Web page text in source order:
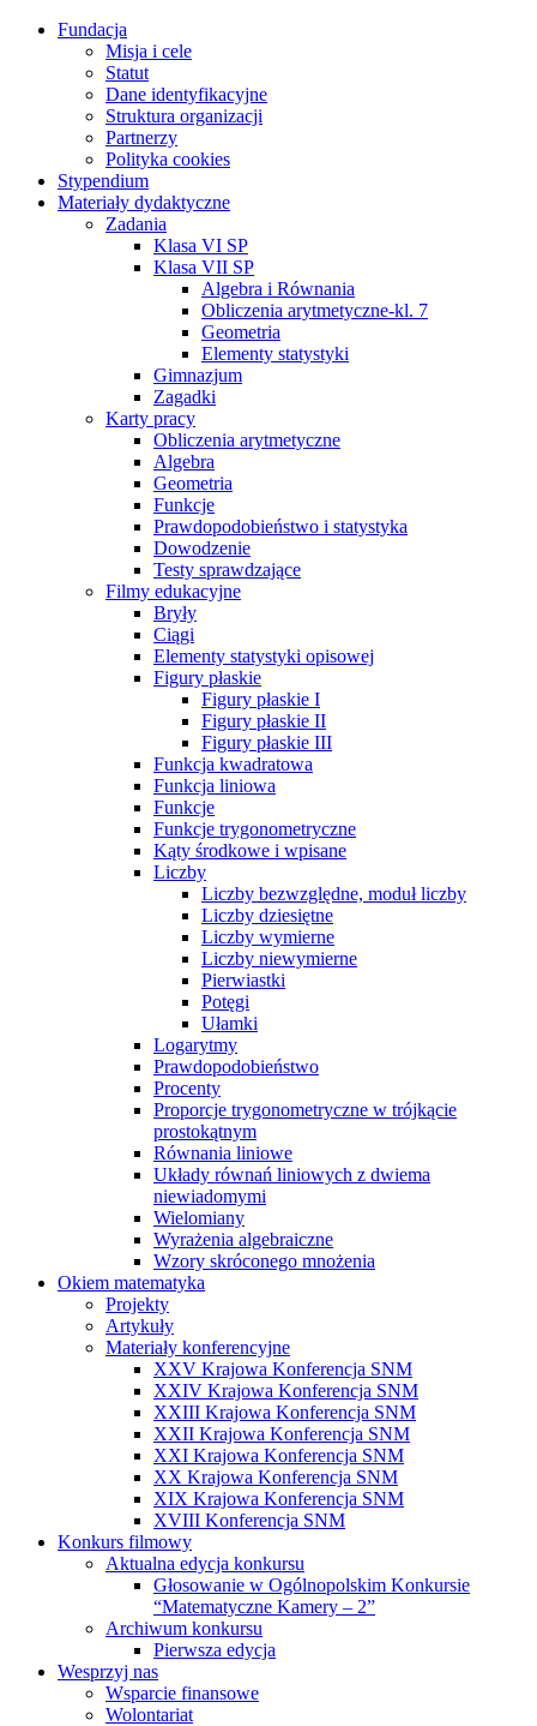
Fundacja
Misja i cele
Statut
Dane identyfikacyjne
Struktura organizacji
Partnerzy
Polityka cookies
Stypendium
Materiały dydaktyczne
Zadania
Klasa VI SP
Klasa VII SP
Algebra i Równania
Obliczenia arytmetyczne-kl. 7
Geometria
Elementy statystyki
Gimnazjum
Zagadki
Karty pracy
Obliczenia arytmetyczne
Algebra
Geometria
Funkcje
Prawdopodobieństwo i statystyka
Dowodzenie
Testy sprawdzające
Filmy edukacyjne
Bryły
Ciągi
Elementy statystyki opisowej
Figury płaskie
Figury płaskie I
Figury płaskie II
Figury płaskie III
Funkcja kwadratowa
Funkcja liniowa
Funkcje
Funkcje trygonometryczne
Kąty środkowe i wpisane
Liczby
Liczby bezwzględne, moduł liczby
Liczby dziesiętne
Liczby wymierne
Liczby niewymierne
Pierwiastki
Potęgi
Ułamki
Logarytmy
Prawdopodobieństwo
Procenty
Proporcje trygonometryczne w trójkącie
prostokątnym
Równania liniowe
Układy równań liniowych z dwiema
niewiadomymi
Wielomiany
Wyrażenia algebraiczne
Wzory skróconego mnożenia
Okiem matematyka
Projekty
Artykuły
Materiały konferencyjne
XXV Krajowa Konferencja SNM
XXIV Krajowa Konferencja SNM
XXIII Krajowa Konferencja SNM
XXII Krajowa Konferencja SNM
XXI Krajowa Konferencja SNM
XX Krajowa Konferencja SNM
XIX Krajowa Konferencja SNM
XVIII Konferencja SNM
Konkurs filmowy
Aktualna edycja konkursu
Głosowanie w Ogólnopolskim Konkursie
“Matematyczne Kamery – 2”
Archiwum konkursu
Pierwsza edycja
Wesprzyj nas
Wsparcie finansowe
Wolontariat